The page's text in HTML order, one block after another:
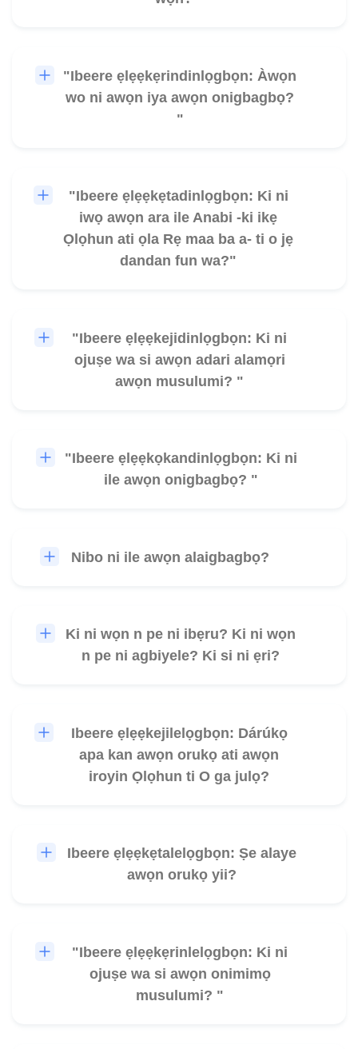
"Ibeere ẹlẹẹkẹrindinlọgbọn: Àwọn
wo ni awọn iya awọn onigbagbọ?
"
"Ibeere ẹlẹẹkẹtadinlọgbọn: Ki ni
iwọ awọn ara ile Anabi -ki ikẹ
Ọlọhun ati ọla Rẹ maa ba a- ti o jẹ
dandan fun wa?"
"Ibeere ẹlẹẹkejidinlọgbọn: Ki ni
ojuṣe wa si awọn adari alamọri
awọn musulumi? "
"Ibeere ẹlẹẹkọkandinlọgbọn: Ki ni
ile awọn onigbagbọ? "
Nibo ni ile awọn alaigbagbọ?
Ki ni wọn n pe ni ibẹru? Ki ni wọn
n pe ni agbiyele? Ki si ni ẹri?
Ibeere ẹlẹẹkejilelọgbọn: Dárúkọ
apa kan awọn orukọ ati awọn
iroyin Ọlọhun ti O ga julọ?
Ibeere ẹlẹẹkẹtalelọgbọn: Ṣe alaye
awọn orukọ yii?
"Ibeere ẹlẹẹkẹrinlelọgbọn: Ki ni
ojuṣe wa si awọn onimimọ
musulumi? "